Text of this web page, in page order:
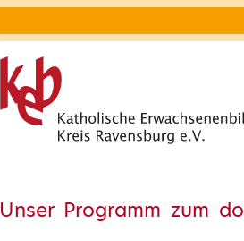
Unser Programm zum